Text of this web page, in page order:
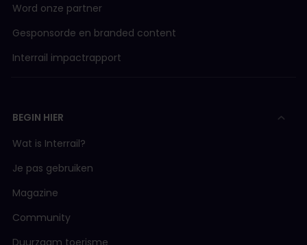
Word onze partner
Gesponsorde en branded content
Interrail impactrapport
BEGIN HIER
Wat is Interrail?
Je pas gebruiken
Magazine
Community
Duurzaam toerisme